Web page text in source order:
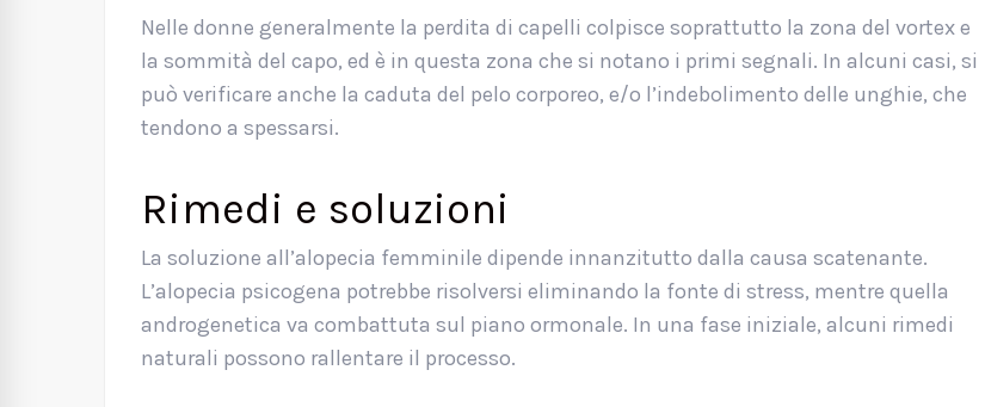
Nelle donne generalmente la perdita di capelli colpisce soprattutto la zona del vortex e
la sommità del capo, ed è in questa zona che si notano i primi segnali. In alcuni casi, si
può verificare anche la caduta del pelo corporeo, e/o l’indebolimento delle unghie, che
tendono a spessarsi.
Rimedi e soluzioni
La soluzione all’alopecia femminile dipende innanzitutto dalla causa scatenante.
L’alopecia psicogena potrebbe risolversi eliminando la fonte di stress, mentre quella
androgenetica va combattuta sul piano ormonale. In una fase iniziale, alcuni rimedi
naturali possono rallentare il processo.